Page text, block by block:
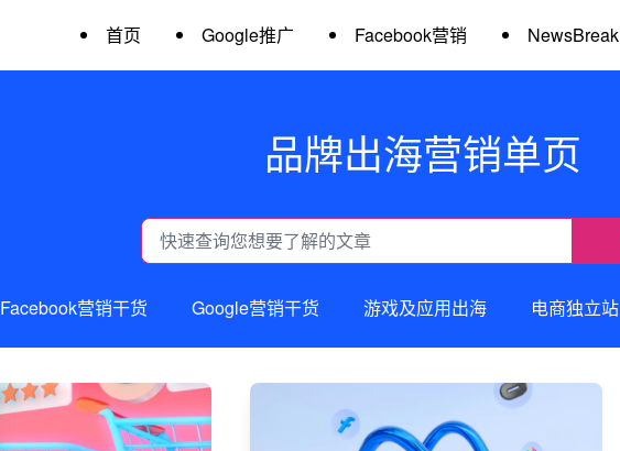
首页 Google推广 Facebook营销 NewsBreak
品牌出海营销单页
Facebook营销干货 Google营销干货 游戏及应用出海 电商独立站